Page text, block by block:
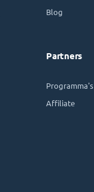
Blog
Partners
Programma's
Affiliate